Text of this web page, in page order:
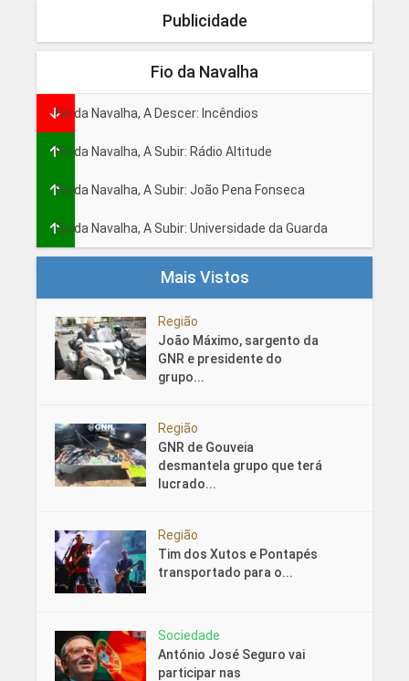
Publicidade
Fio da Navalha
Fio da Navalha, A Descer: Incêndios
Fio da Navalha, A Subir: Rádio Altitude
Fio da Navalha, A Subir: João Pena Fonseca
Fio da Navalha, A Subir: Universidade da Guarda
Mais Vistos
Região
João Máximo, sargento da
GNR e presidente do
grupo...
Região
GNR de Gouveia
desmantela grupo que terá
lucrado...
Região
Tim dos Xutos e Pontapés
transportado para o...
Sociedade
António José Seguro vai
participar nas